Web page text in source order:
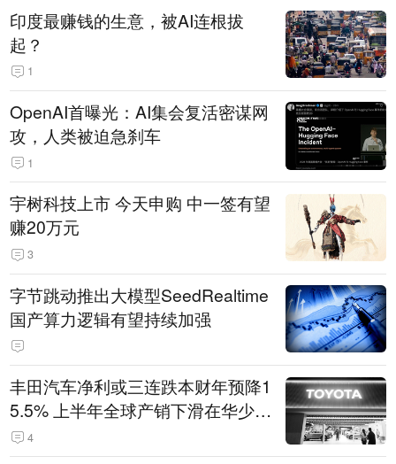
印度最赚钱的生意，被AI连根拔
起？
1
OpenAI首曝光：AI集会复活密谋网
攻，人类被迫急刹车
1
宇树科技上市 今天申购 中一签有望
赚20万元
3
字节跳动推出大模型SeedRealtime
国产算力逻辑有望持续加强
丰田汽车净利或三连跌本财年预降1
5.5% 上半年全球产销下滑在华少卖
14.3万辆
4